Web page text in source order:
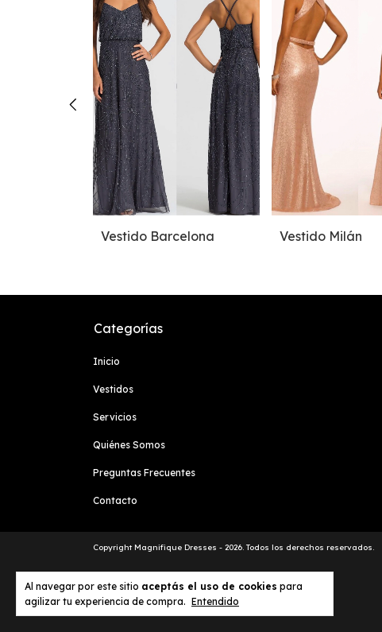
Al navegar por este sitio aceptás el uso de cookies para
agilizar tu experiencia de compra. Entendido
Vestido Barcelona Vestido Milán
Categorías
Inicio
Vestidos
Servicios
Quiénes Somos
Preguntas Frecuentes
Contacto
Copyright Magnifique Dresses - 2026. Todos los derechos reservados.